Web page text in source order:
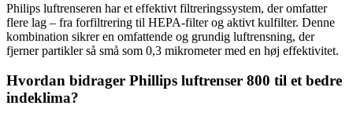
Philips luftrenseren har et effektivt filtreringssystem, der omfatter
flere lag – fra forfiltrering til HEPA-filter og aktivt kulfilter. Denne
kombination sikrer en omfattende og grundig luftrensning, der
fjerner partikler så små som 0,3 mikrometer med en høj effektivitet.
Hvordan bidrager Phillips luftrenser 800 til et bedre
indeklima?